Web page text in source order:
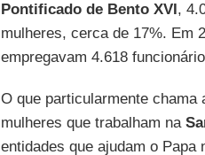
Pontificado de Bento XVI,
mulheres, cerca de 17%. Em
empregavam 4.618
O que particularmente chama
mulheres que trabalham na
entidades que ajudam o